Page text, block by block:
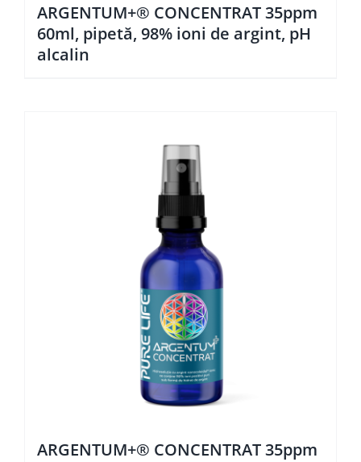
ARGENTUM+® CONCENTRAT 35ppm
60ml, pipetă, 98% ioni de argint, pH
alcalin
ARGENTUM+® CONCENTRAT 35ppm